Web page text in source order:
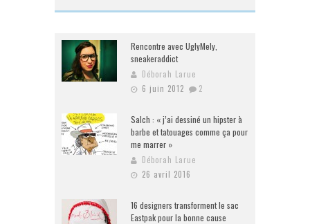
Rencontre avec UglyMely,
sneakeraddict
Déborah Larue
6 juin 2012
2
Salch : « j’ai dessiné un hipster à
barbe et tatouages comme ça pour
me marrer »
Déborah Larue
26 avril 2016
16 designers transforment le sac
Eastpak pour la bonne cause